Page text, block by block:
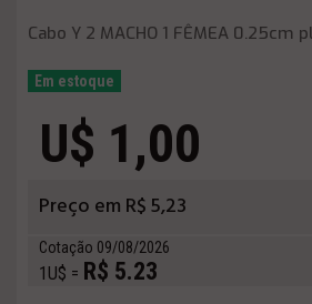
Cabo Y 2 MACHO 1 FÊMEA 0.25cm
Em estoque
U$ 1,00
Preço em R$ 5,23
Cotação 09/08/2026
1U$ = R$ 5.23